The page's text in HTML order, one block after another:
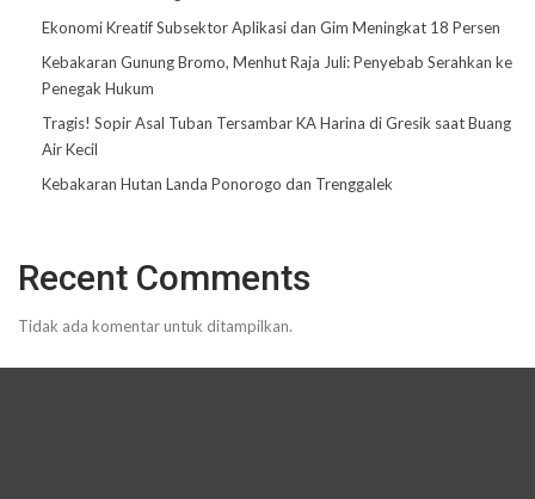
Ekonomi Kreatif Subsektor Aplikasi dan Gim Meningkat 18 Persen
Kebakaran Gunung Bromo, Menhut Raja Juli: Penyebab Serahkan ke
Penegak Hukum
Tragis! Sopir Asal Tuban Tersambar KA Harina di Gresik saat Buang
Air Kecil
Kebakaran Hutan Landa Ponorogo dan Trenggalek
Recent Comments
Tidak ada komentar untuk ditampilkan.